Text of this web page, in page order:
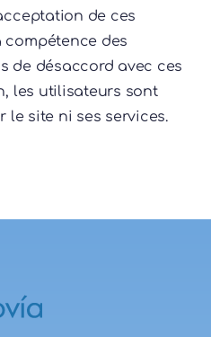
de ces
des
de désaccord avec ces
les utilisateurs sont
le site ni ses services.